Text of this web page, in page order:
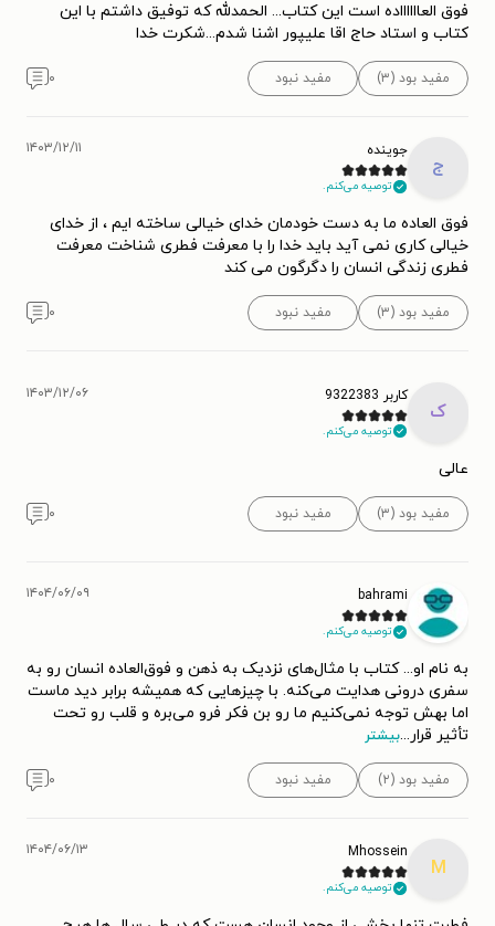
فوق العااااااده است این کتاب... الحمدلله که توفیق داشتم با این
کتاب و استاد حاج اقا علیپور اشنا شدم...شکرت خدا
مفید بود (۳) مفید نبود ۰
ج
جوینده
توصیه می‌کنم.
۱۴۰۳/۱۲/۱۱
فوق العاده ما به دست خودمان خدای خیالی ساخته ایم ، از خدای
خیالی کاری نمی آید باید خدا را با معرفت فطری شناخت معرفت
فطری زندگی انسان را دگرگون می کند
مفید بود (۳) مفید نبود ۰
ک
کاربر 9322383
توصیه می‌کنم.
۱۴۰۳/۱۲/۰۶
عالی
مفید بود (۳) مفید نبود ۰
bahrami
توصیه می‌کنم.
۱۴۰۴/۰۶/۰۹
به نام او... کتاب با مثال‌های نزدیک به ذهن و فوق‌العاده انسان رو به
سفری درونی هدایت می‌کنه. با چیزهایی که همیشه برابر دید ماست
اما بهش توجه نمی‌کنیم ما رو بن فکر فرو می‌بره و قلب رو تحت
تأثیر قرار...بیشتر
مفید بود (۲) مفید نبود ۰
M
Mhossein
توصیه می‌کنم.
۱۴۰۴/۰۶/۱۳